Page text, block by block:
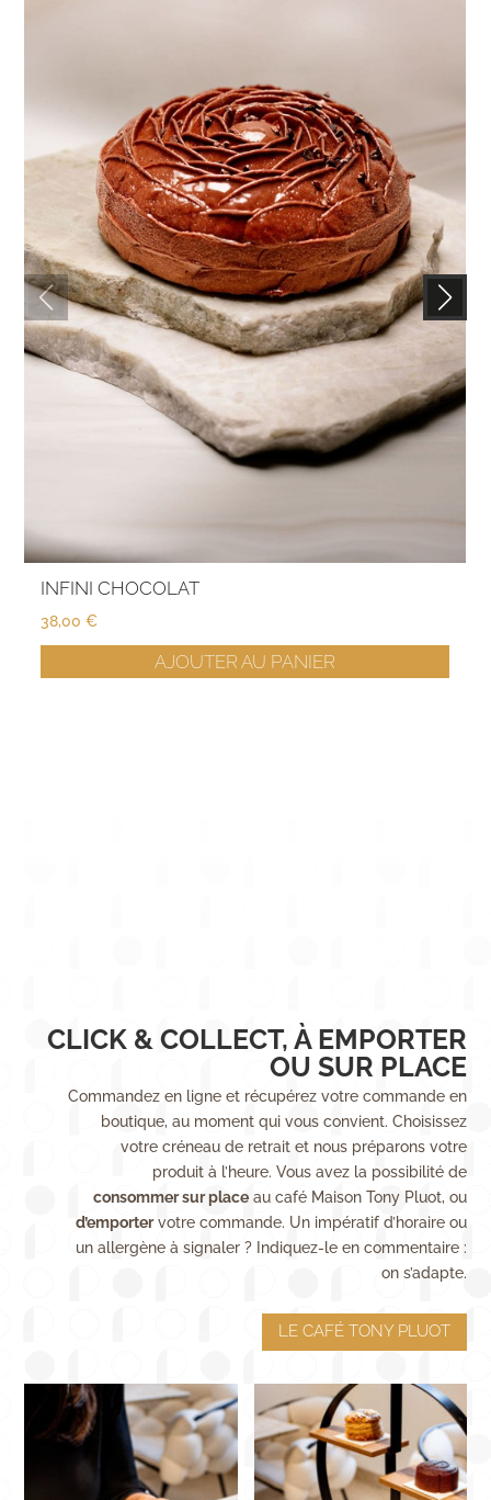
INFINI CHOCOLAT
38,00€
AJOUTER AU PANIER
CLICK & COLLECT, À EMPORTER
OU SUR PLACE
Commandez en ligne et récupérez votre commande en
boutique, au moment qui vous convient. Choisissez
votre créneau de retrait et nous préparons votre
produit à l’heure. Vous avez la possibilité de
consommer sur placeau café Maison Tony Pluot, ou
d’emportervotre commande. Un impératif d’horaire ou
un allergène à signaler ? Indiquez-le en commentaire :
on s’adapte.
LE CAFÉ TONY PLUOT